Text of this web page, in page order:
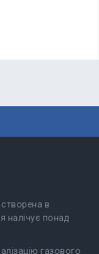
створена в
налічує понад
газового